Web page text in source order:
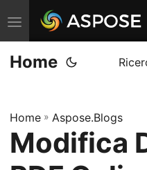
A
t
t
a
/
Home
Home » Aspose.Blogs
Modifica